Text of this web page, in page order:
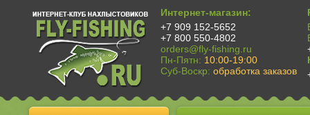
Интернет-магазин:
+7 909 152-5652
+7 800 550-4802
orders@fly-fishing.ru
Пн-Пятн: 10:00-19:00
Суб-Воскр: обработка заказов